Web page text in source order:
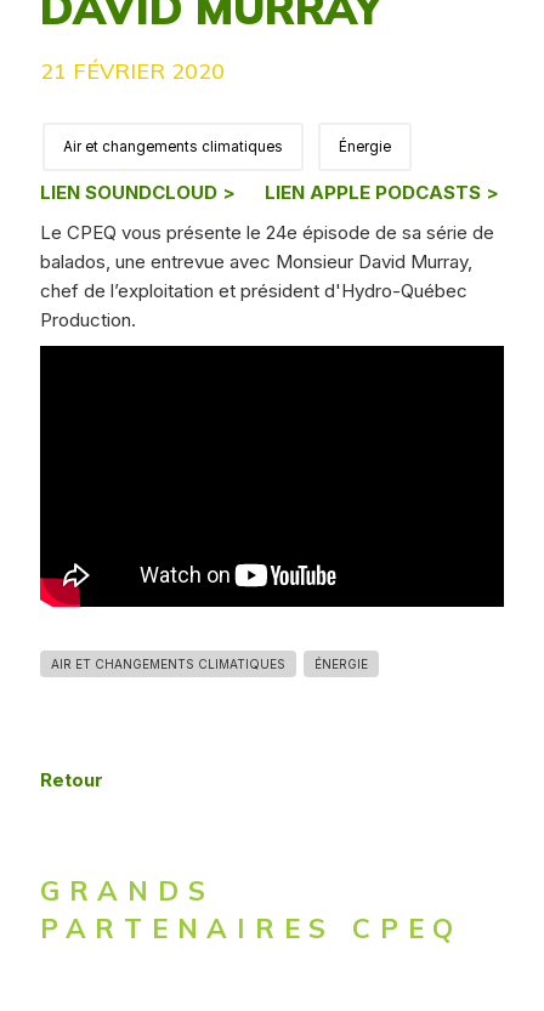
21 FÉVRIER 2020
Air et changements climatiques Énergie
LIEN SOUNDCLOUD >
LIEN APPLE PODCASTS >
Le CPEQ vous présente le 24e épisode de sa série de
balados, une entrevue avec Monsieur David Murray,
chef de l’exploitation et président d'Hydro-Québec
Production.
AIR ET CHANGEMENTS CLIMATIQUES ÉNERGIE
Retour
GRANDS
PARTENAIRES CPEQ